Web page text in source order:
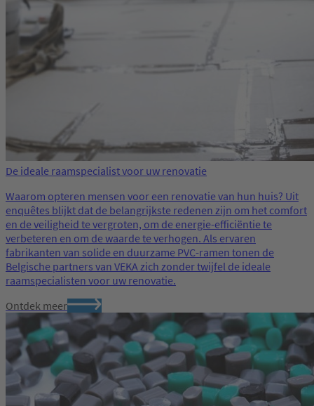
De ideale raamspecialist voor uw renovatie
Waarom opteren mensen voor een renovatie van hun huis? Uit
enquêtes blijkt dat de belangrijkste redenen zijn om het comfort
en de veiligheid te vergroten, om de energie-efficiëntie te
verbeteren en om de waarde te verhogen. Als ervaren
fabrikanten van solide en duurzame PVC-ramen tonen de
Belgische partners van VEKA zich zonder twijfel de ideale
raamspecialisten voor uw renovatie.
Ontdek meer